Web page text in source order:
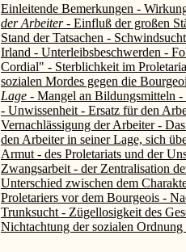
Einleitende Bemerkungen -
der Arbeiter- Einfluß der großen
Stand der Tatsachen -
Irland - Unterleibsbeschwerden -
Cordial" - Sterblichkeit im
sozialen Mordes gegen die
Lage - Mangel an Bildungsmitteln
- Unwissenheit - Ersatz für den
Vernachlässigung der Arbeiter -
den Arbeiter in seiner Lage, sich
Armut - des Proletariats und der
Zwangsarbeit - der Zentralisation
Unterschied zwischen dem
Proletariers vor dem Bourgeois -
Trunksucht - Zügellosigkeit des
Nichtachtung der sozialen